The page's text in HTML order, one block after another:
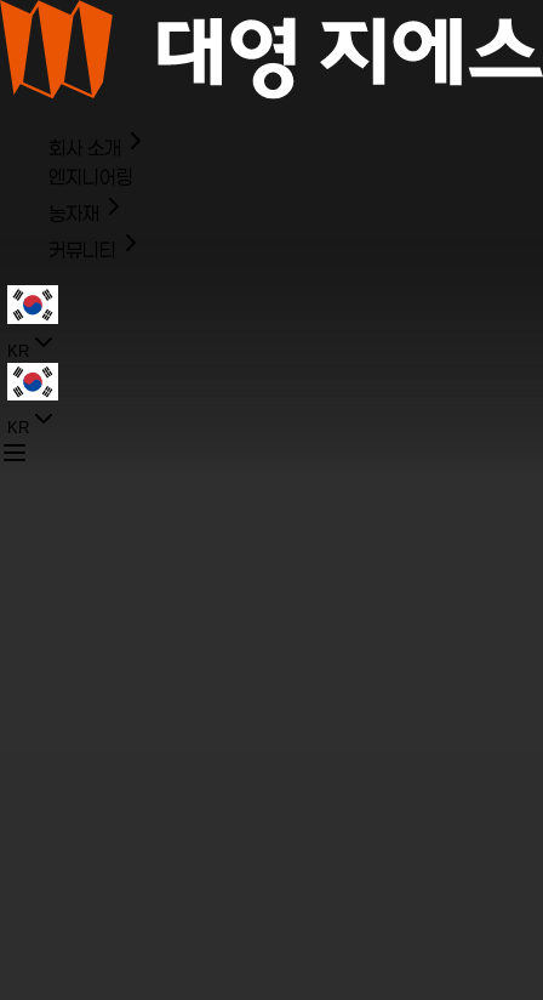
회사 소개
엔지니어링
농자재
커뮤니티
KR
KR